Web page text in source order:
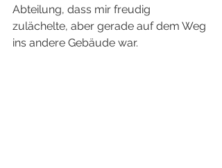
Abteilung, dass mir freudig
zulächelte, aber gerade auf dem Weg
ins andere Gebäude war.